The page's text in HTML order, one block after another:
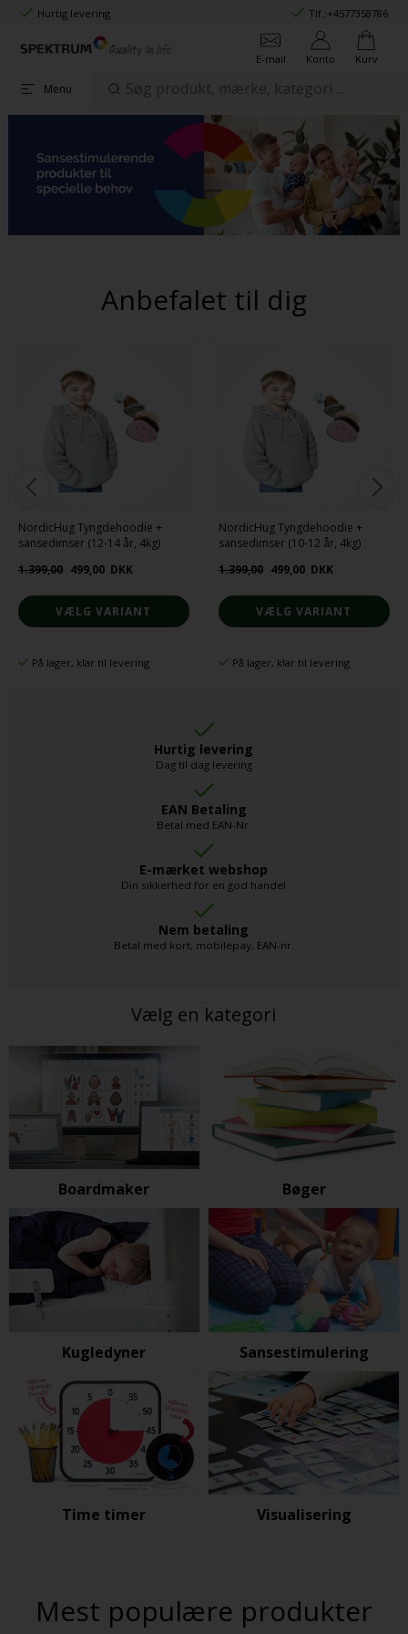
Hurtig levering Tlf.:+4577358786
E-mail Konto Kurv
Menu
Anbefalet til dig
NordicHug Tyngdehoodie +
sansedimser (12-14 år, 4kg)
1.399,00 499,00 DKK
VÆLG VARIANT
På lager, klar til levering
NordicHug Tyngdehoodie +
sansedimser (10-12 år, 4kg)
1.399,00 499,00 DKK
VÆLG VARIANT
På lager, klar til levering
Hurtig levering
Dag til dag levering
EAN Betaling
Betal med EAN-Nr.
E-mærket webshop
Din sikkerhed for en god handel
Nem betaling
Betal med kort, mobilepay, EAN-nr.
Vælg en kategori
Boardmaker Bøger
Kugledyner Sansestimulering
Time timer Visualisering
Mest populære produkter